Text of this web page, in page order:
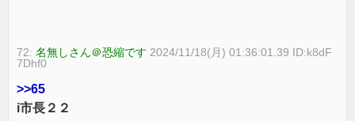
72:名無しさん＠恐縮です 2024/11/18(月) 01:36:01.39 ID:k8dF
7Dhf0
>>65
i市長２２